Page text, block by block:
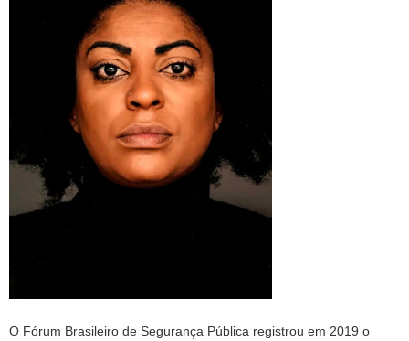
O Fórum Brasileiro de Segurança Pública registrou em 2019 o